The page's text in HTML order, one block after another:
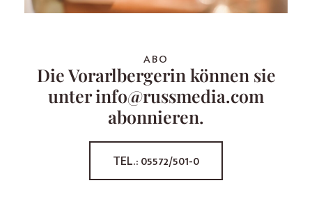
ABO
Die Vorarlbergerin können sie
unter info@russmedia.com
abonnieren.
TEL.: 05572/501-0